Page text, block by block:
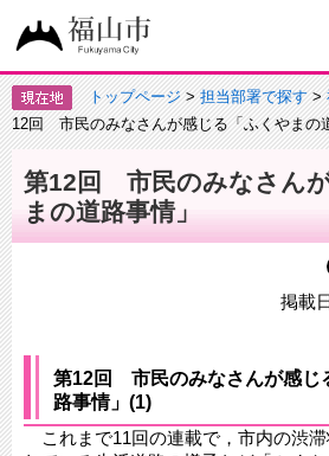
トップページ>担当部署で探す>
12回 市民のみなさんが感じる「ふくやまの
第12回 市民のみなさん
まの道路事情」
掲載
第12回 市民のみなさんが感じ
路事情」(1)
これまで11回の連載で，市内の渋